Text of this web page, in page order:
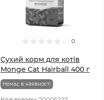
0
Сухий корм для котів
Monge Cat Hairball 400 г
Немає в наявності